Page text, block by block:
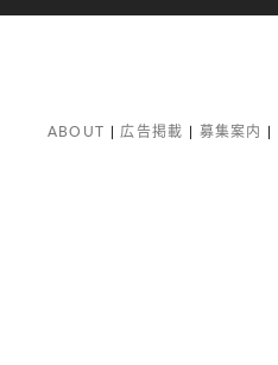
ABOUT 広告掲載 募集案内